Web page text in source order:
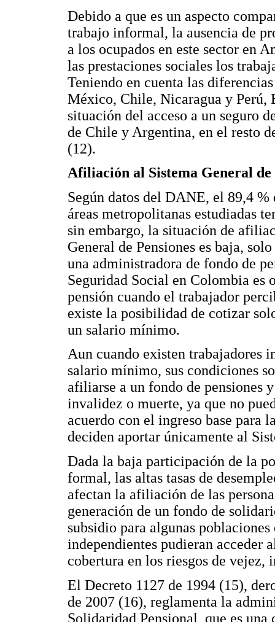
Debido a que es un aspecto
trabajo informal, la ausencia de
a los ocupados en este sector en
las prestaciones sociales los
Teniendo en cuenta las
México, Chile, Nicaragua y Perú,
situación del acceso a un seguro
de Chile y Argentina, en el resto
(12).
Afiliación al Sistema General de
Según datos del DANE, el 89,4
áreas metropolitanas estudiadas
sin embargo, la situación de
General de Pensiones es baja,
una administradora de fondo de
Seguridad Social en Colombia
pensión cuando el trabajador
existe la posibilidad de cotizar
un salario mínimo.
Aun cuando existen trabajadores
salario mínimo, sus condiciones
afiliarse a un fondo de pensiones
invalidez o muerte, ya que no
acuerdo con el ingreso base para
deciden aportar únicamente al
Dada la baja participación de la
formal, las altas tasas de
afectan la afiliación de las
generación de un fondo de
subsidio para algunas
independientes pudieran acceder
cobertura en los riesgos de
El Decreto 1127 de 1994 (15),
de 2007 (16), reglamenta la
Solidaridad Pensional, que es